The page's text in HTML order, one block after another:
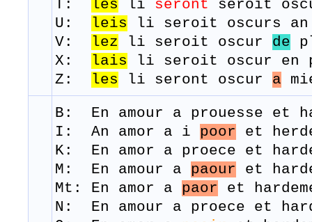
T: les li seront seroit
U:
leis li seroit oscurs
V:
lez li seroit oscur de
X:
lais li seroit oscur en
Z:
les li seront oscur a
B: En amour a prouesse et
I: An amor a i poor et
K: En amor a proece et
M: En amour a paour et
Mt: En amor a paor et
N: En amour a proece et